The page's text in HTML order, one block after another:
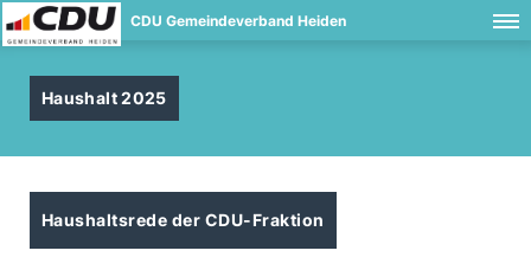
CDU Gemeindeverband Heiden
Haushalt 2025
Haushaltsrede der CDU-Fraktion